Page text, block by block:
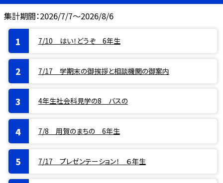
集計期間：2026/7/7～2026/8/6
7/10 はい！どうぞ 6年生
7/17 学期末の御挨拶と相談機関の御案内
4年生社会科見学の8 バスの
7/8 用賀のまちの 6年生
7/17 プレゼンテーション！ ６年生